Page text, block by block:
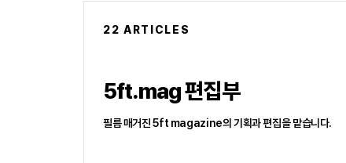
22 ARTICLES
5ft.mag 편집부
필름 매거진 5ft magazine의 기획과 편집을 맡습니다.